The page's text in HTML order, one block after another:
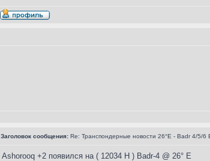
Заголовок сообщения: Re: Транспондерные новости 26°E - Badr 4/5/6
Ashorooq +2 появился на ( 12034 H ) Badr-4 @ 26° E